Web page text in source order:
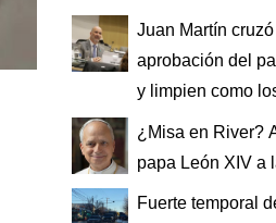
Juan Martín
aprobación del
y limpien como
¿Misa en River?
papa León XIV a
Fuerte temporal